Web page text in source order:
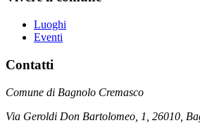
Luoghi
Eventi
Contatti
Comune di Bagnolo Cremasco
Via Geroldi Don Bartolomeo, 1, 26010,